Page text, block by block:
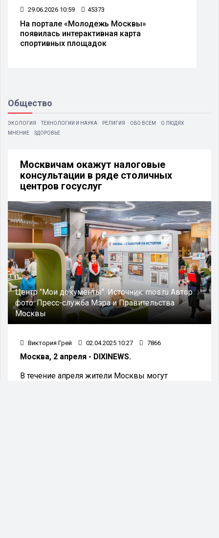
29.06.2026 10:59 45373
На портале «Молодежь Москвы»
появилась интерактивная карта
спортивных площадок
Общество
ЭКОЛОГИЯ ТЕХНОЛОГИИ И НАУКА РЕЛИГИЯ ОБО ВСЕМ
О ЛЮДЯХ
МНЕНИЕ
ЗДОРОВЬЕ
Москвичам окажут налоговые
консультации в ряде столичных
центров госуслуг
Центр "Мои документы".Источник:mos.ruАвтор
фото:Пресс-служба Мэра и Правительства
Москвы
Виктория Грей 02.04.2025 10:27 7866
Москва, 2 апреля - DIXINEWS.
В течение апреля жители Москвы могут